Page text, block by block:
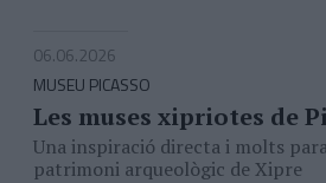
06.06.2026
MUSEU PICASSO
Les muses xipriotes de
Una inspiració directa i molts
patrimoni arqueològic de Xipre